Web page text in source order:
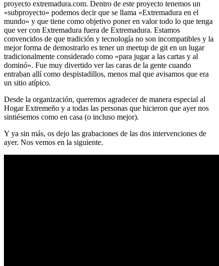
proyecto extremadura.com. Dentro de este proyecto tenemos un
«subproyecto» podemos decir que se llama «Extremadura en el
mundo» y que tiene como objetivo poner en valor todo lo que tenga
que ver con Extremadura fuera de Extremadura. Estamos
convencidos de que tradición y tecnología no son incompatibles y la
mejor forma de demostrarlo es tener un meetup de git en un lugar
tradicionalmente considerado como «para jugar a las cartas y al
dominó». Fue muy divertido ver las caras de la gente cuando
entraban allí como despistadillos, menos mal que avisamos que era
un sitio atípico.
Desde la organización, queremos agradecer de manera especial al
Hogar Extremeño y a todas las personas que hicieron que ayer nos
sintiésemos como en casa (o incluso mejor).
Y ya sin más, os dejo las grabaciones de las dos intervenciones de
ayer. Nos vemos en la siguiente.